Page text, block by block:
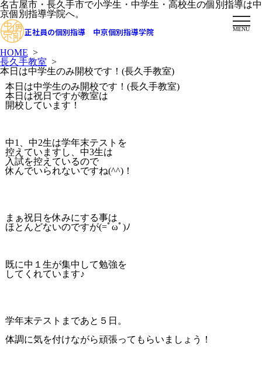
名古屋市・長久手市で小学生・中学生・高校生の個別指導は中
京個別指導学院へ。
正社員の個別指導 中京個別指導学院 MENU
HOME >
長久手教室 >
本日は中学生のみ開校です！(長久手教室)
本日は中学生のみ開校です！(長久手教室)
本日は祝日ですが教室は
開校しています！
中1、中2生は学年末テストを
控えていますし、中3生は
入試を控えているので
休んでいられないですね(^^)！
まぁ祝日を休みにする事は
ほとんどないのですが(=ﾟωﾟ)ﾉ
既に中１生が集中して勉強を
してくれています♪
学年末テストまであと５日。
体調に気を付けながら頑張ってもらいましょう！